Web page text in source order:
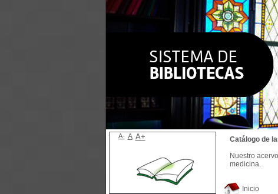
Inicio
Catálogo de
Nuestro
medicina.
A- A A+